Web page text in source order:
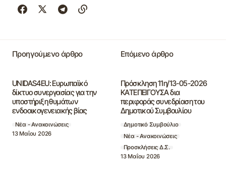
Προηγούμενο άρθρο
UNIDAS4EU: Ευρωπαϊκό
δίκτυο συνεργασίας για την
υποστήριξη θυμάτων
ενδοοικογενειακής βίας
Νέα - Ανακοινώσεις
13 Μαΐου 2026
Επόμενο άρθρο
Πρόσκληση 11η/13-05-2026
ΚΑΤΕΠΕΙΓΟΥΣΑ δια
περιφοράς συνεδρίαση του
Δημοτικού Συμβουλίου
Δημοτικό Συμβούλιο
Νέα - Ανακοινώσεις
Προσκλήσεις Δ.Σ.
13 Μαΐου 2026